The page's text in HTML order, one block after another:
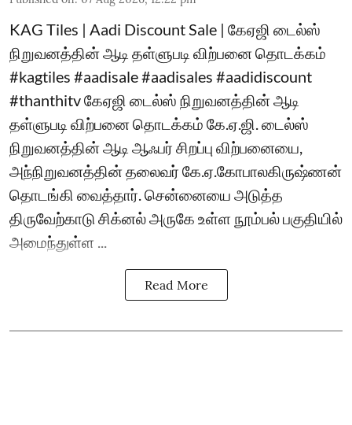
KAG Tiles | Aadi Discount Sale | கேஏஜி டைல்ஸ்
நிறுவனத்தின் ஆடி தள்ளுபடி விற்பனை தொடக்கம்
#kagtiles #aadisale #aadisales #aadidiscount
#thanthitv கேஏஜி டைல்ஸ் நிறுவனத்தின் ஆடி
தள்ளுபடி விற்பனை தொடக்கம் கே.ஏ.ஜி. டைல்ஸ்
நிறுவனத்தின் ஆடி ஆஃபர் சிறப்பு விற்பனையை,
அந்நிறுவனத்தின் தலைவர் கே.ஏ.கோபாலகிருஷ்ணன்
தொடங்கி வைத்தார். சென்னையை அடுத்த
திருவேற்காடு சிக்னல் அருகே உள்ள நூம்பல் பகுதியில்
அமைந்துள்ள ...
Read More